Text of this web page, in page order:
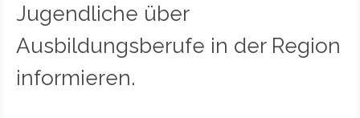
Jugendliche über
Ausbildungsberufe in der Region
informieren.